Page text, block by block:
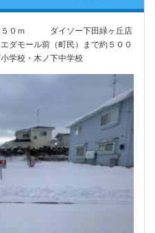
５０ｍ ダイソー下田緑ヶ丘店
モール前（町民）まで約５００
校・木ノ下中学校